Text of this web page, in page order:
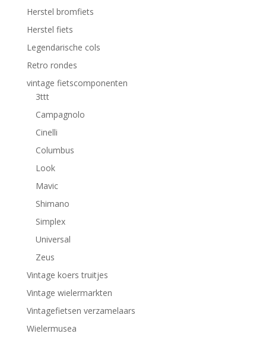
Herstel bromfiets
Herstel fiets
Legendarische cols
Retro rondes
vintage fietscomponenten
3ttt
Campagnolo
Cinelli
Columbus
Look
Mavic
Shimano
Simplex
Universal
Zeus
Vintage koers truitjes
Vintage wielermarkten
Vintagefietsen verzamelaars
Wielermusea